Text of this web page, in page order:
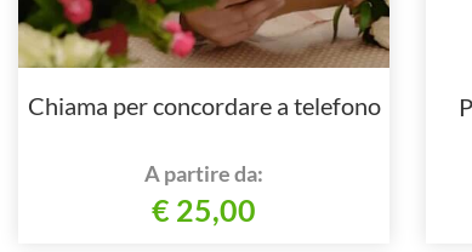
Chiama per concordare a telefono
A partire da:
€ 25,00